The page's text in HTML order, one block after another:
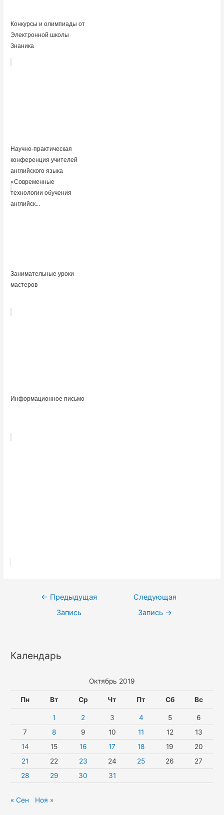
Конкурсы и олимпиады от
Электронной школы
Знаника
Научно-практическая
конференция учителей
английского языка
«Современные
технологии обучения
английск...
Занимательные уроки
мастеров
Информационное письмо
Навигация
← Предыдущая
Запись
Следующая
Запись →
Календарь
Октябрь 2019
Пн Вт Ср Чт Пт Сб Вс
1 2 3 4 5
6
7
8 9 10 11 12
13
14
15 16 17 18 19
20
21
22 23 24 25 26
27
28
29 30 31
« Сен Ноя »